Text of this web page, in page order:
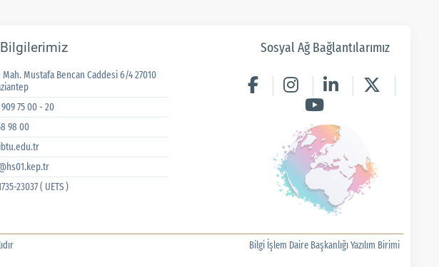
Mustafa Bencan Caddesi 6/4 27010
75 00 - 20
98 00
23037 ( UETS )
Sosyal Ağ Bağlantılarımız
Bilgi İşlem Daire Başkanlığı Yazılım Birimi